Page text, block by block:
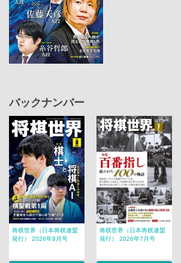
バックナンバー
将棋世界（日本将棋連盟
発行） 2026年8月号
将棋世界（日本将棋連盟
発行） 2026年7月号